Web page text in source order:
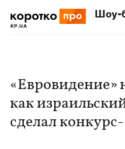
Шоу-
«Евровидение»
как
сделал